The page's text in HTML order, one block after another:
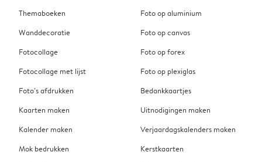
Themaboeken
Wanddecoratie
Fotocollage
Fotocollage met lijst
Foto’s afdrukken
Kaarten maken
Kalender maken
Mok bedrukken
Foto op aluminium
Foto op canvas
Foto op forex
Foto op plexiglas
Bedankkaartjes
Uitnodigingen maken
Verjaardagskalenders maken
Kerstkaarten